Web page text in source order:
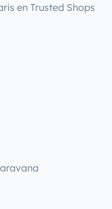
en Trusted Shops